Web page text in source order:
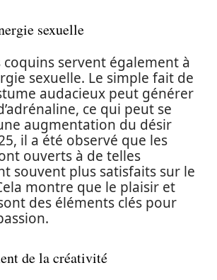
sexuelle
coquins servent également à
sexuelle. Le simple fait de
audacieux peut générer
ce qui peut se
augmentation du désir
il a été observé que les
ouverts à de telles
souvent plus satisfaits sur le
montre que le plaisir et
des éléments clés pour
de la créativité